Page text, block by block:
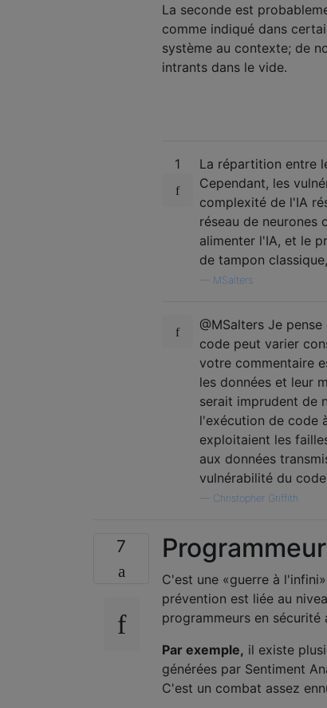
La seconde est
comme indiqué dans
système au contexte; de
intrants dans le vide.
1
La répartition entre
Cependant, les
complexité de l'IA
réseau de neurones
alimenter l'IA, et le
de tampon
MSalters
@MSalters Je
code peut varier
votre commentaire
les données et leur
serait imprudent de
l'exécution de code
exploitaient les
aux données
vulnérabilité du
Christopher Griffith
7
C'est une «guerre à
prévention est liée au
programmeurs en sécurité
Par exemple, il existe
générées par Sentiment
C'est un combat assez